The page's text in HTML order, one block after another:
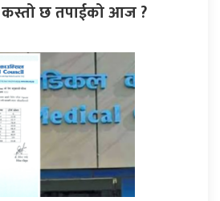
छ तपाईको आज ?